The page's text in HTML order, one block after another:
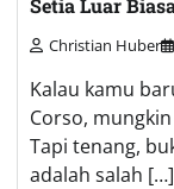
Setia Luar
Christian Huber
Kalau kamu
Corso,
Tapi tenang,
adalah salah […]